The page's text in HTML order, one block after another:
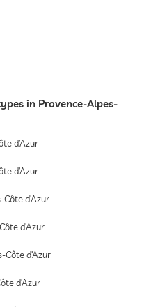
in Provence-Alpes-
d’Azur
d’Azur
d’Azur
d’Azur
d’Azur
d’Azur